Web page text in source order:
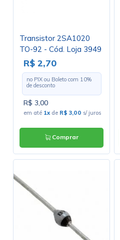
Transistor 2SA1020
TO-92 - Cód. Loja 3949
- Toshiba
R$ 2,70
no PIX ou Boleto com 10%
de desconto
R$ 3,00
em até 1x de R$ 3,00 s/ juros
Comprar